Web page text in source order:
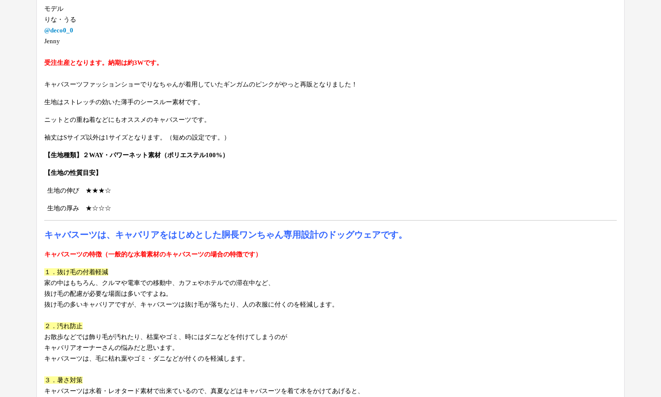
モデル
りな・うる
@deco0_0
Jenny
受注生産となります。納期は約3Wです。
キャバスーツファッションショーでりなちゃんが着用していたギンガムのピンクがやっと再販となりました！
生地はストレッチの効いた薄手のシースルー素材です。
ニットとの重ね着などにもオススメのキャバスーツです。
袖丈はSサイズ以外は1サイズとなります。（短めの設定です。）
【生地種類】２WAY・ パワーネット素材（ポリエステル100%）
【生地の性質目安】
生地の伸び ★★★☆
生地の厚み ★☆☆☆
キャバスーツは、キャバリアをはじめとした胴長ワンちゃん専用設計のドッグウェアです。
キャバスーツの特徴（一般的な水着素材のキャバスーツの場合の特徴です）
１．抜け毛の付着軽減
家の中はもちろん、クルマや電車での移動中、カフェやホテルでの滞在中など、
抜け毛の配慮が必要な場面は多いですよね。
抜け毛の多いキャバリアですが、キャバスーツは抜け毛が落ちたり、人の衣服に付くのを軽減します。
２．汚れ防止
お散歩などでは飾り毛が汚れたり、枯葉やゴミ、時にはダニなどを付けてしまうのが
キャバリアオーナーさんの悩みだと思います。
キャバスーツは、毛に枯れ葉やゴミ・ダニなどが付くのを軽減します。
３．暑さ対策
キャバスーツは水着・レオタード素材で出来ているので、真夏などはキャバスーツを着て水をかけてあげると、